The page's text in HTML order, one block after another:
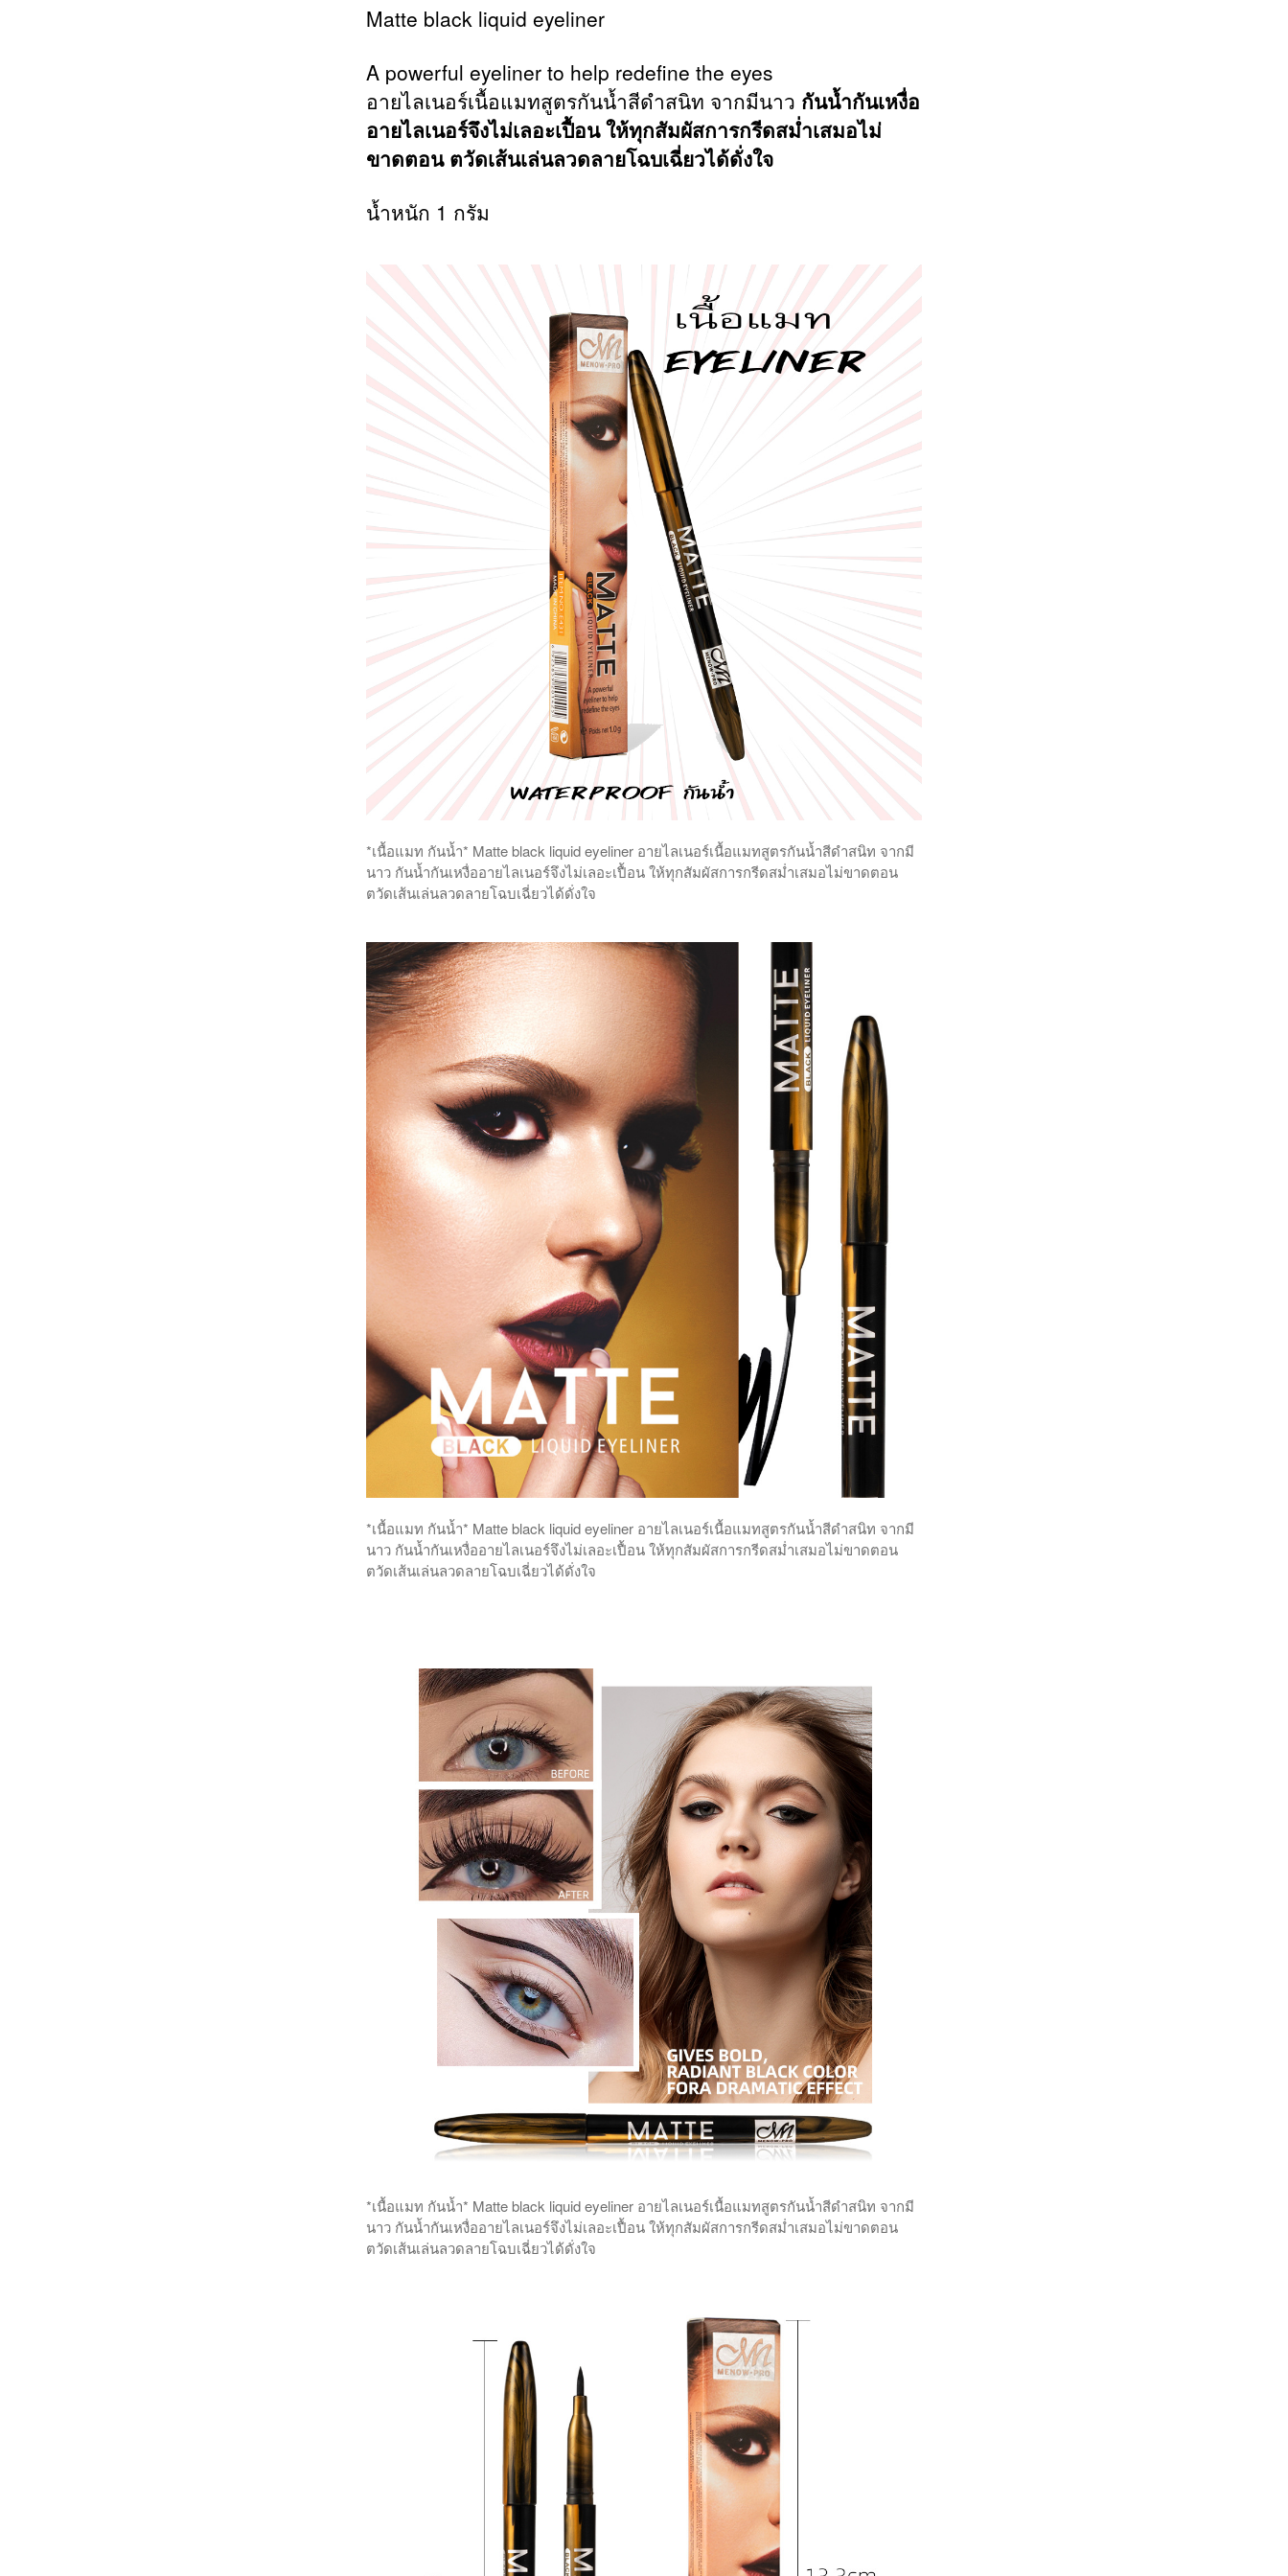
Matte black liquid eyeliner
A powerful eyeliner to help redefine the eyes
อายไลเนอร์เนื้อแมทสูตรกันน้ำสีดำสนิท จากมีนาว กันน้ำกันเหงื่อ
อายไลเนอร์จึงไม่เลอะเปื้อน ให้ทุกสัมผัสการกรีดสม่ำเสมอไม่
ขาดตอน ตวัดเส้นเล่นลวดลายโฉบเฉี่ยวได้ดั่งใจ
น้ำหนัก 1 กรัม
*เนื้อแมท กันน้ำ* Matte black liquid eyeliner อายไลเนอร์เนื้อแมทสูตรกันน้ำสีดำสนิท จากมี
นาว กันน้ำกันเหงื่ออายไลเนอร์จึงไม่เลอะเปื้อน ให้ทุกสัมผัสการกรีดสม่ำเสมอไม่ขาดตอน
ตวัดเส้นเล่นลวดลายโฉบเฉี่ยวได้ดั่งใจ
*เนื้อแมท กันน้ำ* Matte black liquid eyeliner อายไลเนอร์เนื้อแมทสูตรกันน้ำสีดำสนิท จากมี
นาว กันน้ำกันเหงื่ออายไลเนอร์จึงไม่เลอะเปื้อน ให้ทุกสัมผัสการกรีดสม่ำเสมอไม่ขาดตอน
ตวัดเส้นเล่นลวดลายโฉบเฉี่ยวได้ดั่งใจ
*เนื้อแมท กันน้ำ* Matte black liquid eyeliner อายไลเนอร์เนื้อแมทสูตรกันน้ำสีดำสนิท จากมี
นาว กันน้ำกันเหงื่ออายไลเนอร์จึงไม่เลอะเปื้อน ให้ทุกสัมผัสการกรีดสม่ำเสมอไม่ขาดตอน
ตวัดเส้นเล่นลวดลายโฉบเฉี่ยวได้ดั่งใจ